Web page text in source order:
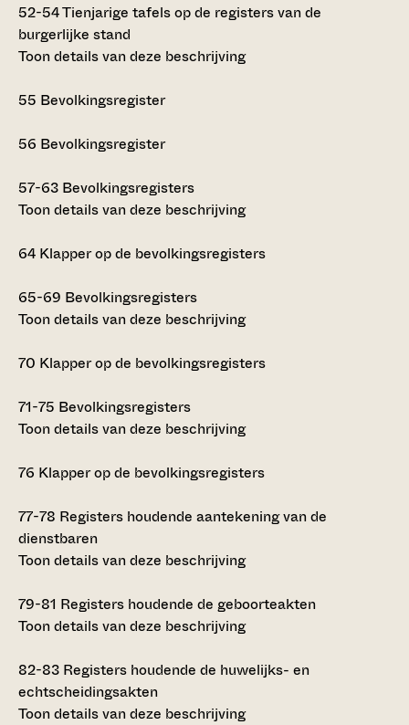
52-54Tienjarige tafels op de registers van de
burgerlijke stand
Toon details van deze beschrijving
55 Bevolkingsregister
56 Bevolkingsregister
57-63 Bevolkingsregisters
Toon details van deze beschrijving
64 Klapper op de bevolkingsregisters
65-69 Bevolkingsregisters
Toon details van deze beschrijving
70 Klapper op de bevolkingsregisters
71-75 Bevolkingsregisters
Toon details van deze beschrijving
76 Klapper op de bevolkingsregisters
77-78 Registers houdende aantekening van de
dienstbaren
Toon details van deze beschrijving
79-81 Registers houdende de geboorteakten
Toon details van deze beschrijving
82-83 Registers houdende de huwelijks- en
echtscheidingsakten
Toon details van deze beschrijving